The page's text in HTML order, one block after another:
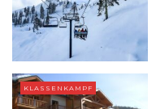
KLASSENKAMPF